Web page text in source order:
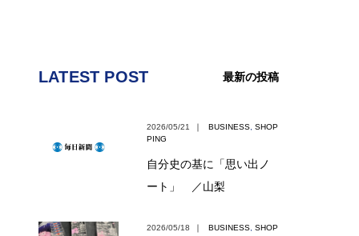
LATEST POST 最新の投稿
2026/05/21 ｜ BUSINESS SHOP
PING
自分史の基に「思い出ノ
ート」 ／山梨
2026/05/18 ｜ BUSINESS SHOP